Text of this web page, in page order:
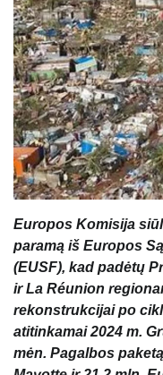
Europos Komisija
paramą iš Europos
(EUSF), kad padėtų
ir La Réunion
rekonstrukcijai po
atitinkamai 2024 m.
mėn. Pagalbos